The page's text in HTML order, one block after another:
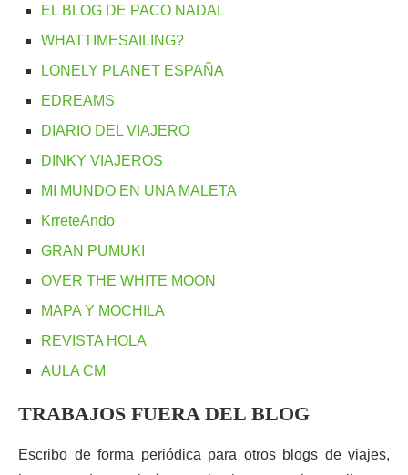
EL BLOG DE PACO NADAL
WHATTIMESAILING?
LONELY PLANET ESPAÑA
EDREAMS
DIARIO DEL VIAJERO
DINKY VIAJEROS
MI MUNDO EN UNA MALETA
KrreteAndo
GRAN PUMUKI
OVER THE WHITE MOON
MAPA Y MOCHILA
REVISTA HOLA
AULA CM
TRABAJOS FUERA DEL BLOG
Escribo de forma periódica para otros blogs de viajes,